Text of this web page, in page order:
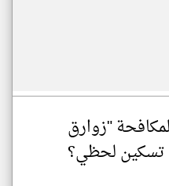
"زوارق
تسكين لحظي؟